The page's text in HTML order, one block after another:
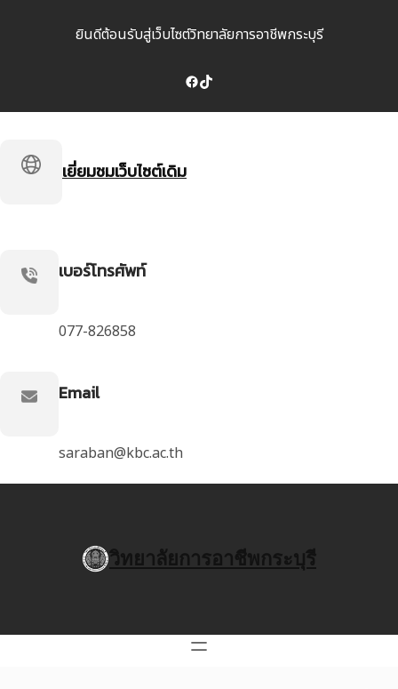
ยินดีต้อนรับสู่เว็บไซต์วิทยาลัยการอาชีพกระบุรี
Facebook TikTok
เยี่ยมชมเว็บไซต์เดิม
เบอร์โทรศัพท์
077-826858
Email
saraban@kbc.ac.th
วิทยาลัยการอาชีพกระบุรี